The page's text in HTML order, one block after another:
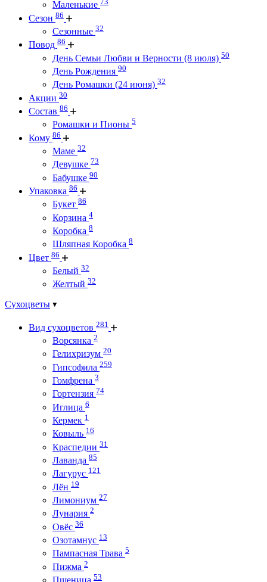
Маленькие
Сезон 86
Сезонные 32
Повод 86
День Семьи Любви и Верности (8 июля) 50
День Рождения 90
День Ромашки (24 июня) 32
Акции 30
Состав 86
Ромашки и Пионы 5
Кому 86
Маме 32
Девушке 73
Бабушке 90
Упаковка 86
Букет 86
Корзина 4
Коробка 8
Шляпная Коробка 8
Цвет 86
Белый 32
Желтый 32
Сухоцветы
Вид сухоцветов 281
Ворсянка 2
Гелихризум 20
Гипсофила 259
Гомфрена 3
Гортензия 74
Иглица 6
Кермек 1
Ковыль 16
Краспедии 31
Лаванда 85
Лагурус 121
Лён 19
Лимониум 27
Лунария 2
Овёс 36
Озотамнус 13
Пампасная Трава 5
Пижма 2
Пшеница 53